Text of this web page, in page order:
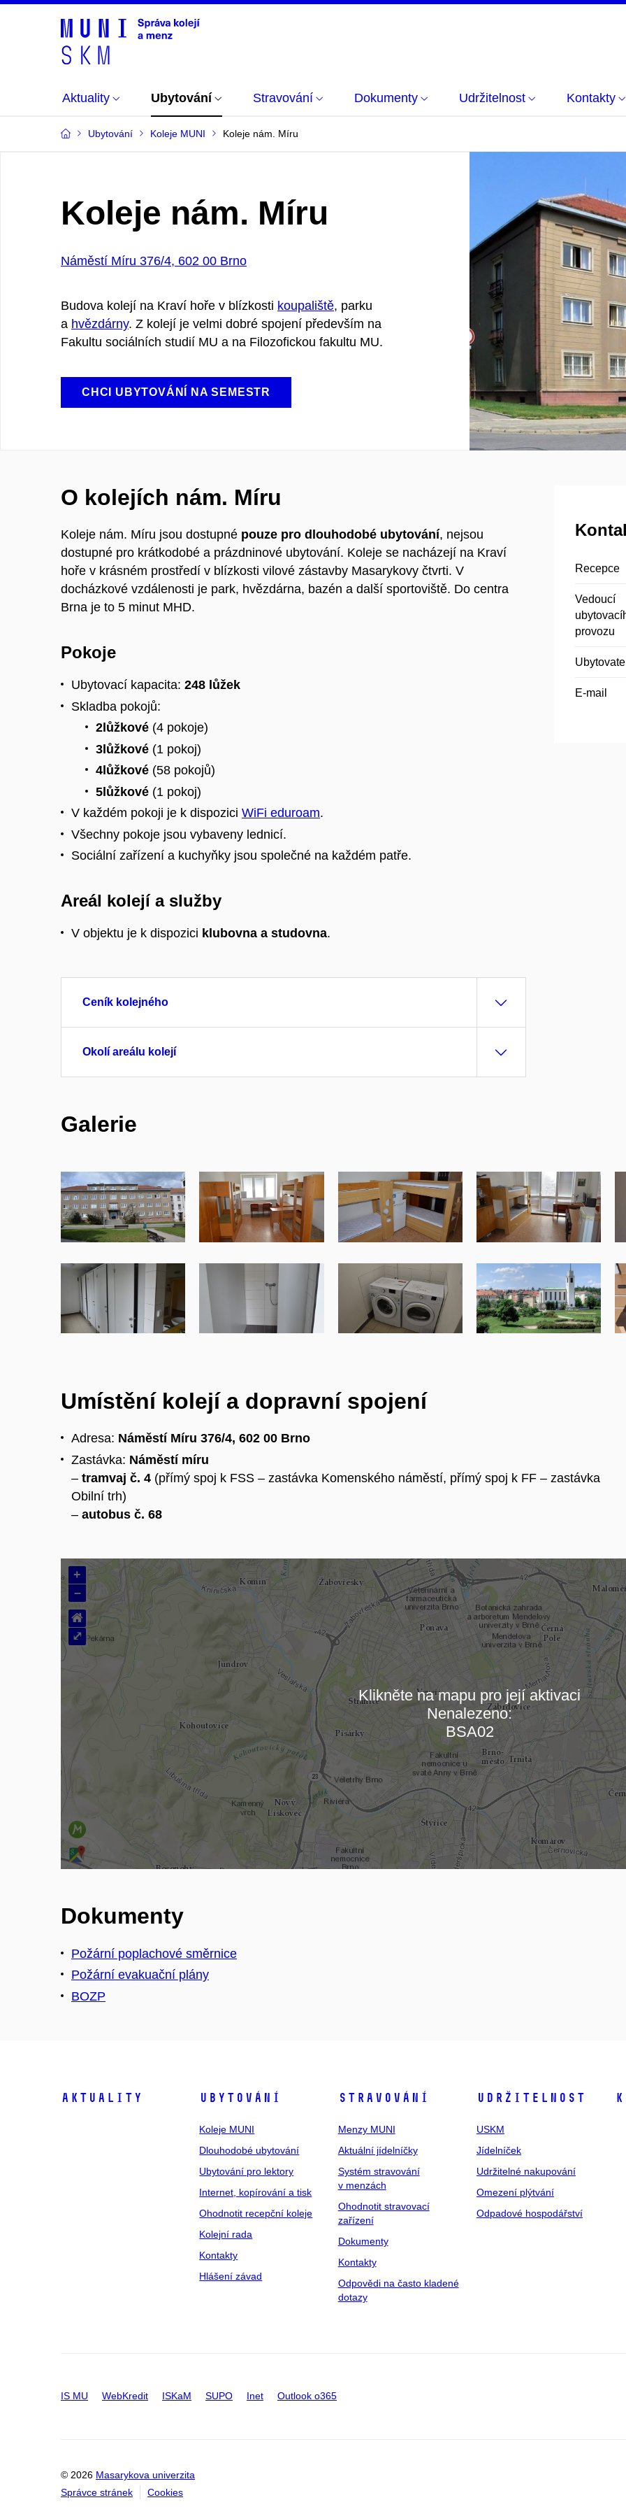
Aktuality Ubytování Stravování Dokumenty Udržitelnost Kontakty
Ubytování Koleje MUNI Koleje nám. Míru
Koleje nám. Míru
Náměstí Míru 376/4, 602 00 Brno
Budova kolejí na Kraví hoře v blízkosti koupaliště, parku
a hvězdárny. Z kolejí je velmi dobré spojení především na
Fakultu sociálních studií MU a na Filozofickou fakultu MU.
CHCI UBYTOVÁNÍ NA SEMESTR
O kolejích nám. Míru
Koleje nám. Míru jsou dostupné pouze pro dlouhodobé ubytování, nejsou
dostupné pro krátkodobé a prázdninové ubytování. Koleje se nacházejí na Kraví
hoře v krásném prostředí v blízkosti vilové zástavby Masarykovy čtvrti. V
docházkové vzdálenosti je park, hvězdárna, bazén a další sportoviště. Do centra
Brna je to 5 minut MHD.
Pokoje
Ubytovací kapacita: 248 lůžek
Skladba pokojů:
2lůžkové (4 pokoje)
3lůžkové (1 pokoj)
4lůžkové (58 pokojů)
5lůžkové (1 pokoj)
V každém pokoji je k dispozici WiFi eduroam.
Všechny pokoje jsou vybaveny lednicí.
Sociální zařízení a kuchyňky jsou společné na každém patře.
Areál kolejí a služby
V objektu je k dispozici klubovna a studovna.
Ceník kolejného
Okolí areálu kolejí
Recepce
Vedoucí
provozu
E-mail
Galerie
Umístění kolejí a dopravní spojení
Adresa: Náměstí Míru 376/4, 602 00 Brno
Zastávka: Náměstí míru
– tramvaj č. 4 (přímý spoj k FSS – zastávka Komenského náměstí, přímý spoj k FF – zastávka
Obilní trh)
– autobus č. 68
Načítám mapu…
+
–
⌂
⤢
Klikněte na mapu pro její aktivaci
Nenalezeno:
BSA02
Dokumenty
Požární poplachové směrnice
Požární evakuační plány
BOZP
Aktuality Ubytování
Koleje MUNI
Dlouhodobé ubytování
Ubytování pro lektory
Internet, kopírování a tisk
Ohodnotit recepční koleje
Kolejní rada
Kontakty
Hlášení závad
Stravování
Menzy MUNI
Aktuální jídelníčky
Systém stravování
v menzách
Ohodnotit stravovací
zařízení
Dokumenty
Kontakty
Odpovědi na často kladené
dotazy
Udržitelnost
USKM
Jídelníček
Udržitelné nakupování
Omezení plýtvání
Odpadové hospodářství
IS MU WebKredit ISKaM SUPO Inet Outlook o365
© 2026 Masarykova univerzita
Správce stránek
Cookies